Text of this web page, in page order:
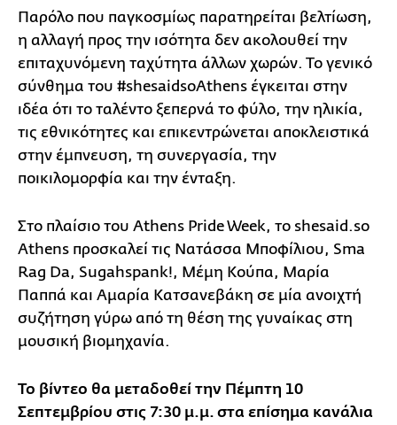
Παρόλο που παγκοσμίως παρατηρείται βελτίωση,
η αλλαγή προς την ισότητα δεν ακολουθεί την
επιταχυνόμενη ταχύτητα άλλων χωρών. Το γενικό
σύνθημα του #shesaidsoAthens έγκειται στην
ιδέα ότι το ταλέντο ξεπερνά το φύλο, την ηλικία,
τις εθνικότητες και επικεντρώνεται αποκλειστικά
στην έμπνευση, τη συνεργασία, την
ποικιλομορφία και την ένταξη.
Στο πλαίσιο του Athens Pride Week, το shesaid.so
Athens προσκαλεί τις Νατάσσα Μποφίλιου, Sma
Rag Da, Sugahspank!, Μέμη Κούπα, Μαρία
Παππά και Αμαρία Κατσανεβάκη σε μία ανοιχτή
συζήτηση γύρω από τη θέση της γυναίκας στη
μουσική βιομηχανία.
Το βίντεο θα μεταδοθεί την Πέμπτη 10
Σεπτεμβρίου στις 7:30 μ.μ. στα επίσημα κανάλια